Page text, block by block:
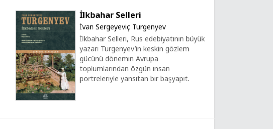
İlkbahar Selleri
İvan Sergeyeviç Turgenyev
İlkbahar Selleri, Rus edebiyatının büyük
yazarı Turgenyev’in keskin gözlem
gücünü dönemin Avrupa
toplumlarından özgün insan
portreleriyle yansıtan bir başyapıt.